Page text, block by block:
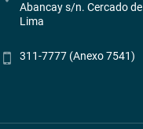
Abancay s/n. Cercado de
Lima
311-7777 (Anexo 7541)